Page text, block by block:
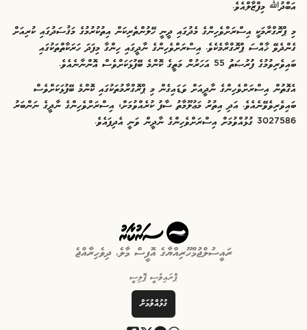
އަބްދުﷲ މިފްޒާލްއެވެ.
މި ޕްރޮގްރާމަކީ އިސްރަށްވެހިންގެ މެދުގައި ދީނީ ހޭލުންތެރިކަން އިތުކުރުމުގެ މަޤުސަދުގައި ކުރިއަށް
ގެންދެވޭ ޚާއްސަ ޕްރޮގްރާމެކެވެ. އިސްރަށްވެހިންގެ ނާދީގައި ހިންގާ މިފަދަ ހަރަކާތްތަކުގައި
ބައިވެރިވުމުގެ ފުރުޞަތު 55 އަހަރުން މަތީގެ ކޮންމެ ބޭފުޅަކަށްވެސް އޮންނާނެއެވެ.
އެގޮތުން އިސްރަށްވެހިންގެ ނާދީއަށް ވަޑައިގެން މި ޕްރޮގްރާމުތަކުގައި ކޮންމެ ބޭފުޅަކަށްވެސް
ބައިވެރިވެވޭނެއެވެ. އަދި އިތުރު މަޢުލޫމާތު ސާފު ކުރެއްވުމަށް، އިސްރަށްވެހިންގެ ނާދީގެ ނަންބަރު
3027586 ގުޅުއްވުމަށް އިސްރަށްވެހިންގެ ނާދީން ވަނީ އެދިފައެވެ.
ރައީސުލްޖުމްހޫރިއްޔާގެ އޮފީސް މާލެ, ދިވެހިރާއްޖެ
ޕްރައިވެސީ ޕޮލިސީ
ގުޅުއްވުމަށް